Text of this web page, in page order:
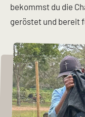
bekommst du die
geröstet und bereit